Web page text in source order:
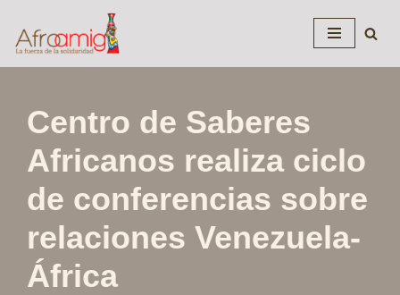
Saltar
al
Centro de Saberes
Africanos realiza ciclo
de conferencias sobre
relaciones Venezuela-
África